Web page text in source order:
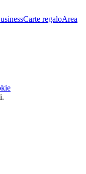
Carte regaloArea